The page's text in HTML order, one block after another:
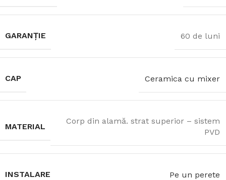
GARANȚIE 60 de luni
CAP Ceramica cu mixer
MATERIAL
Corp din alamă. strat superior – sistem
PVD
INSTALARE Pe un perete